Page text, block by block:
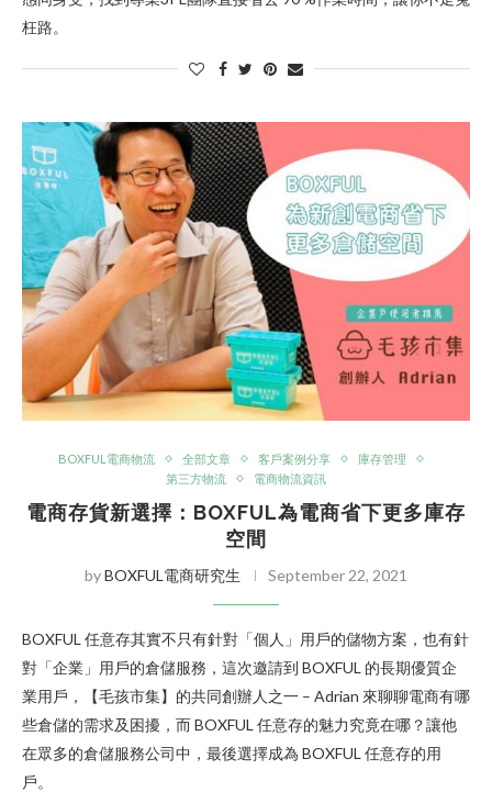
枉路。
BOXFUL電商物流 全部文章 客戶案例分享
庫存管理
第三方物流
電商物流資訊
電商存貨新選擇：BOXFUL為電商省下更多庫存
空間
byBOXFUL電商研究生 September 22, 2021
BOXFUL 任意存其實不只有針對「個人」用戶的儲物方案，也有針
對「企業」用戶的倉儲服務，這次邀請到 BOXFUL 的長期優質企
業用戶，【毛孩市集】的共同創辦人之一 – Adrian 來聊聊電商有哪
些倉儲的需求及困擾，而 BOXFUL 任意存的魅力究竟在哪？讓他
在眾多的倉儲服務公司中，最後選擇成為 BOXFUL 任意存的用
戶。